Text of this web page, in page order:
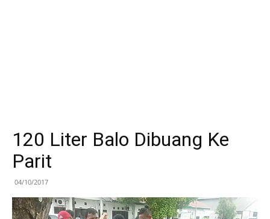
120 Liter Balo Dibuang Ke
Parit
04/10/2017